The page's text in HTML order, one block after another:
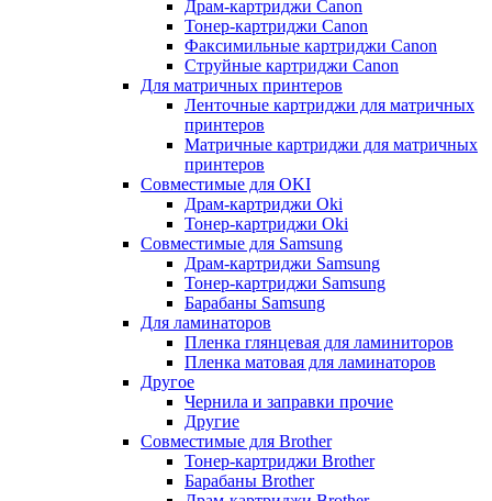
Драм-картриджи Canon
Тонер-картриджи Canon
Факсимильные картриджи Canon
Струйные картриджи Canon
Для матричных принтеров
Ленточные картриджи для матричных
принтеров
Матричные картриджи для матричных
принтеров
Совместимые для OKI
Драм-картриджи Oki
Тонер-картриджи Oki
Совместимые для Samsung
Драм-картриджи Samsung
Тонер-картриджи Samsung
Барабаны Samsung
Для ламинаторов
Пленка глянцевая для ламиниторов
Пленка матовая для ламинаторов
Другое
Чернила и заправки прочие
Другие
Совместимые для Brother
Тонер-картриджи Brother
Барабаны Brother